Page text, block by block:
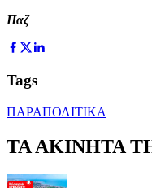
Παζ
Tags
ΠΑΡΑΠΟΛΙΤΙΚΑ
ΤΑ ΑΚΙΝΗΤΑ